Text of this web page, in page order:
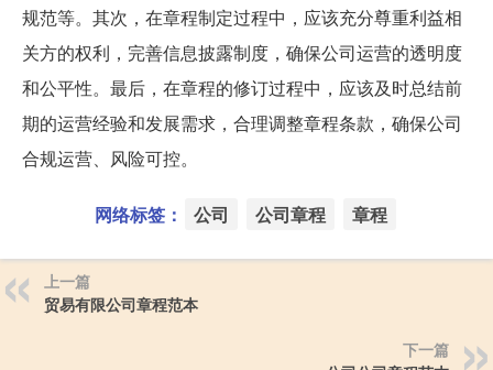
规范等。其次，在章程制定过程中，应该充分尊重利益相
关方的权利，完善信息披露制度，确保公司运营的透明度
和公平性。最后，在章程的修订过程中，应该及时总结前
期的运营经验和发展需求，合理调整章程条款，确保公司
合规运营、风险可控。
网络标签： 公司 公司章程 章程
上一篇
贸易有限公司章程范本
下一篇